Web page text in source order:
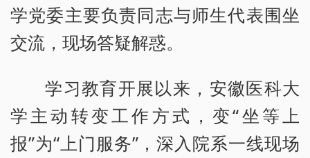
学党委主要负责同志与师生代表围坐
交流，现场答疑解惑。
学习教育开展以来，安徽医科大
学主动转变工作方式，变“坐等上
报”为“上门服务”，深入院系一线现场